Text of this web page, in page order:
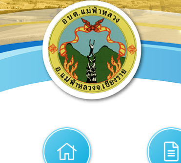
home desc